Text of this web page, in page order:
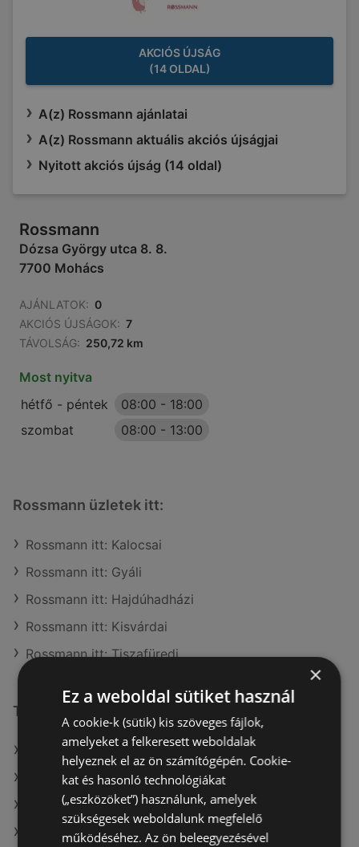
AKCIÓS ÚJSÁG
(14 OLDAL)
A(z) Rossmann ajánlatai
A(z) Rossmann aktuális akciós újságjai
Nyitott akciós újság (14 oldal)
Rossmann
Dózsa György utca 8. 8.
7700 Mohács
AJÁNLATOK: 0
AKCIÓS ÚJSÁGOK: 7
TÁVOLSÁG: 250,72 km
Most nyitva
hétfő - péntek
08:00 - 18:00
szombat
08:00 - 13:00
Rossmann üzletek itt:
Rossmann itt: Kalocsai
Rossmann itt: Gyáli
Rossmann itt: Hajdúhadházi
Rossmann itt: Kisvárdai
Rossmann itt: Tiszafüredi
További linkek
A(z) Rossmann ajánlatai
A(z) Vianni ajánlatai
A(z) Douglas ajánlatai
A(z) Oriflame aktuális akciós újságjai
×
Ez a weboldal sütiket használ
A cookie-k (sütik) kis szöveges fájlok,
amelyeket a felkeresett weboldalak
helyeznek el az ön számítógépén. Cookie-
kat és hasonló technológiákat
(„eszközöket”) használunk, amelyek
szükségesek weboldalunk megfelelő
működéséhez. Az ön beleegyezésével